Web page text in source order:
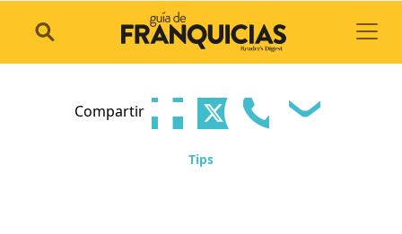
Compartir
Tips